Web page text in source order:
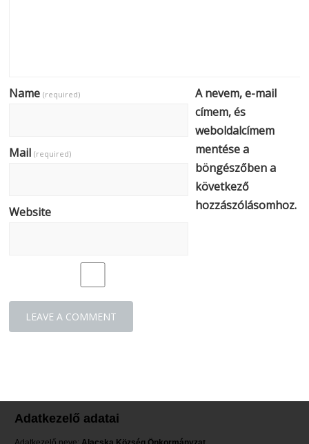
Name(required)
Mail(required)
Website
A nevem, e-mail
címem, és
weboldalcímem
mentése a
böngészőben a
következő
hozzászólásomhoz.